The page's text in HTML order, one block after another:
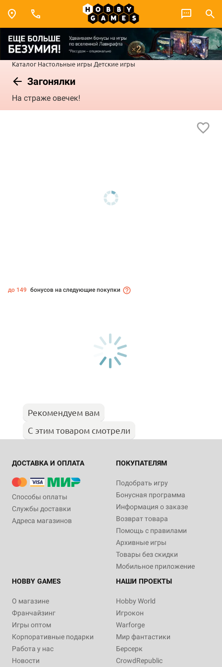
Каталог Настольные игры Детские игры
Загонялки
На страже овечек!
до 149 бонусов на следующие покупки
Рекомендуем вам
С этим товаром смотрели
ДОСТАВКА И ОПЛАТА
Способы оплаты
Службы доставки
Адреса магазинов
ПОКУПАТЕЛЯМ
Подобрать игру
Бонусная программа
Информация о заказе
Возврат товара
Помощь с правилами
Архивные игры
Товары без скидки
Мобильное приложение
HOBBY GAMES
О магазине
Франчайзинг
Игры оптом
Корпоративные подарки
Работа у нас
Новости
НАШИ ПРОЕКТЫ
Hobby World
Игрокон
Warforge
Мир фантастики
Берсерк
CrowdRepublic